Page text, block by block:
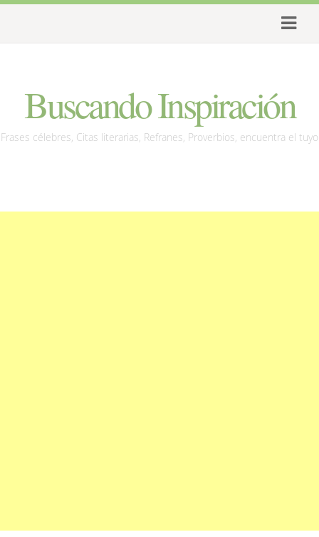
Buscando Inspiración
Frases célebres, Citas literarias, Refranes, Proverbios, encuentra el tuyo